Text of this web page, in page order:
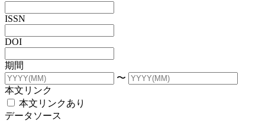
ISSN
DOI
期間
〜
本文リンク
本文リンクあり
データソース